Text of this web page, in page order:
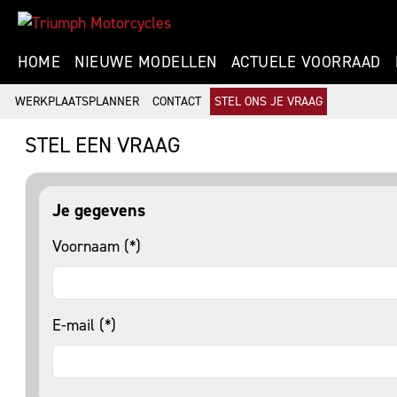
HOME NIEUWE MODELLEN ACTUELE VOORRAAD
WERKPLAATSPLANNER CONTACT STEL ONS JE VRAAG
STEL EEN VRAAG
Je gegevens
Voornaam (*)
E-mail (*)